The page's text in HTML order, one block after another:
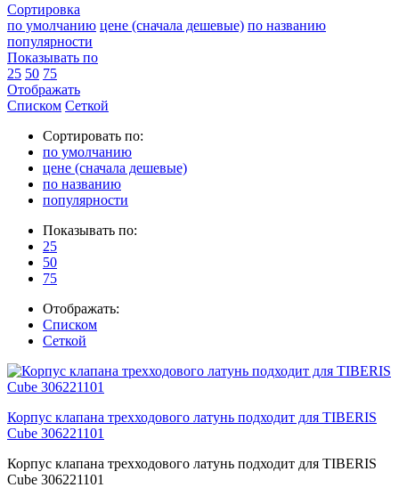
Сортировка
по умолчанию цене (сначала дешевые) по названию
популярности
Показывать по
25 50 75
Отображать
Списком Сеткой
Сортировать по:
по умолчанию
цене (сначала дешевые)
по названию
популярности
Показывать по:
25
50
75
Отображать:
Списком
Сеткой
Корпус клапана трехходового латунь подходит для TIBERIS
Cube 306221101
Корпус клапана трехходового латунь подходит для TIBERIS
Cube 306221101